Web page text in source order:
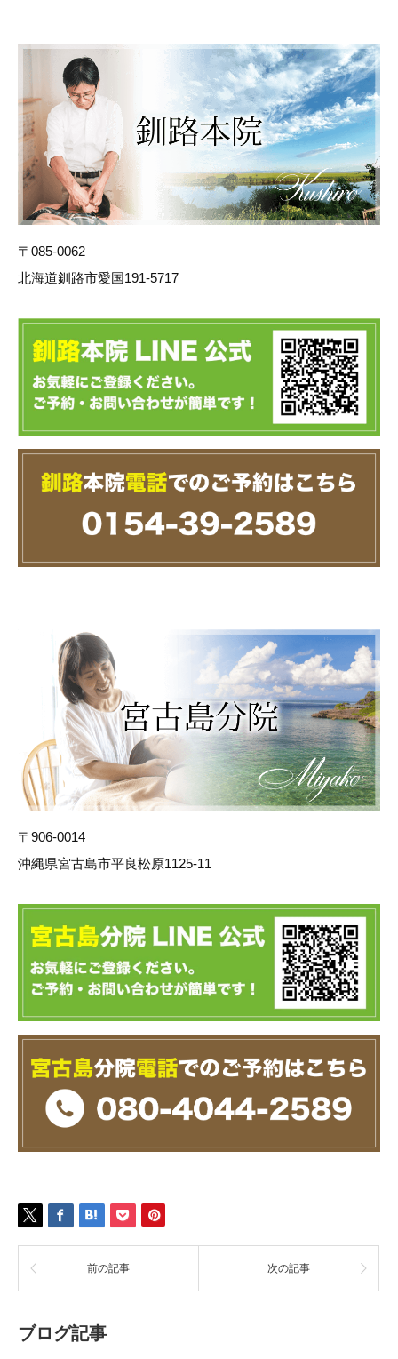
〒085-0062
北海道釧路市愛国191-5717
〒906-0014
沖縄県宮古島市平良松原1125-11
前の記事 次の記事
ブログ記事